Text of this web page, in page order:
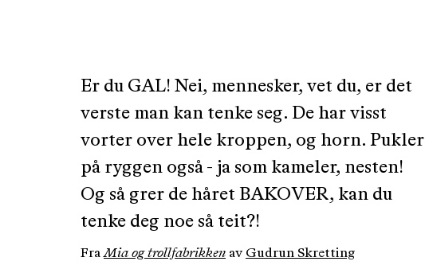
Er du GAL! Nei, mennesker, vet du, er det
verste man kan tenke seg. De har visst
vorter over hele kroppen, og horn. Pukler
på ryggen også - ja som kameler, nesten!
Og så grer de håret BAKOVER, kan du
tenke deg noe så teit?!
FraMia og trollfabrikken av Gudrun Skretting